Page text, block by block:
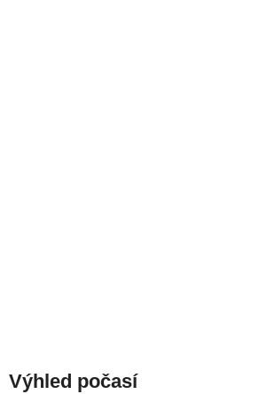
Výhled počasí